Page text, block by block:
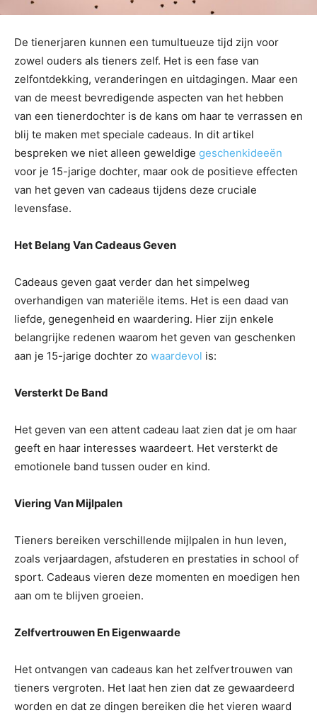
De tienerjaren kunnen een tumultueuze tijd zijn voor
zowel ouders als tieners zelf. Het is een fase van
zelfontdekking, veranderingen en uitdagingen. Maar een
van de meest bevredigende aspecten van het hebben
van een tienerdochter is de kans om haar te verrassen en
blij te maken met speciale cadeaus. In dit artikel
bespreken we niet alleen geweldige geschenkideeën
voor je 15-jarige dochter, maar ook de positieve effecten
van het geven van cadeaus tijdens deze cruciale
levensfase.
Het Belang Van Cadeaus Geven
Cadeaus geven gaat verder dan het simpelweg
overhandigen van materiële items. Het is een daad van
liefde, genegenheid en waardering. Hier zijn enkele
belangrijke redenen waarom het geven van geschenken
aan je 15-jarige dochter zo waardevol is:
Versterkt De Band
Het geven van een attent cadeau laat zien dat je om haar
geeft en haar interesses waardeert. Het versterkt de
emotionele band tussen ouder en kind.
Viering Van Mijlpalen
Tieners bereiken verschillende mijlpalen in hun leven,
zoals verjaardagen, afstuderen en prestaties in school of
sport. Cadeaus vieren deze momenten en moedigen hen
aan om te blijven groeien.
Zelfvertrouwen En Eigenwaarde
Het ontvangen van cadeaus kan het zelfvertrouwen van
tieners vergroten. Het laat hen zien dat ze gewaardeerd
worden en dat ze dingen bereiken die het vieren waard